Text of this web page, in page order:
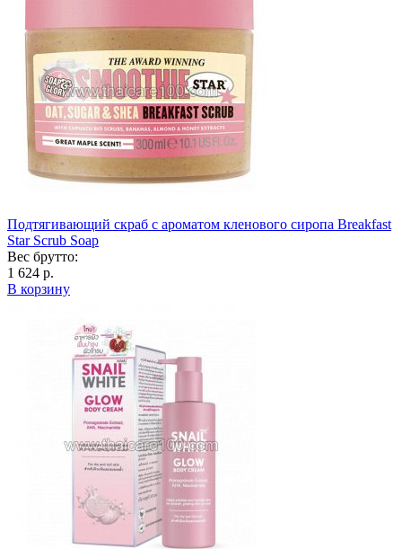
Подтягивающий скраб с ароматом кленового сиропа Breakfast
Star Scrub Soap
Вес брутто:
1 624 р.
В корзину